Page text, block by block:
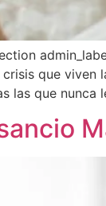
que viven
las que nunca